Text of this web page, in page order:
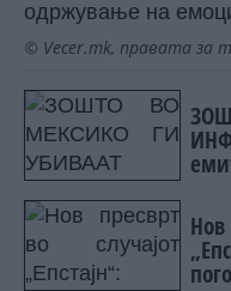
одржување на
© Vecer.mk, правата за
Нов